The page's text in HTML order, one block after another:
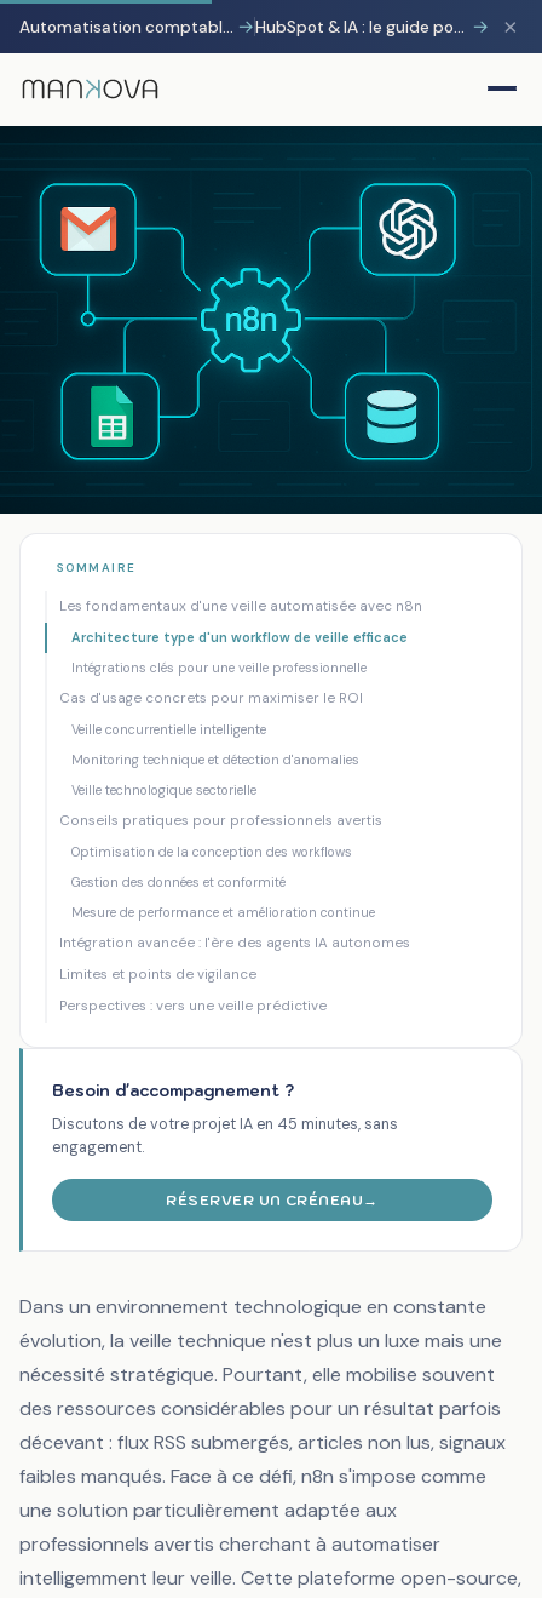
Automatisation comptable avec Pennylane : transformer la charge administrative en avantage stratégique → HubSpot & IA : le guide pour gagner 10 heures par semaine → ×
Accueil/ Blog/Optimiser sa veille technique avec n8n : Guide pra...
INTELLIGENCE ARTIFICIELLE AUTOMATISATION
Optimiser sa veille technique avec n8n :
Guide pratique pour professionnels
exigeants
Mankova Consulting·10 février 2026 10 min de lecture
Dans un environnement technologique en constante
évolution, la veille technique n'est plus un luxe mais une
nécessité stratégique. Pourtant, elle mobilise souvent
des ressources considérables pour un résultat parfois
décevant : flux RSS submergés, articles non lus, signaux
faibles manqués. Face à ce défi, n8n s'impose comme
une solution particulièrement adaptée aux
professionnels avertis cherchant à automatiser
intelligemment leur veille. Cette plateforme open-source,
SOMMAIRE
Les fondamentaux d'une veille automatisée avec n8n
Architecture type d'un workflow de veille efficace
Intégrations clés pour une veille professionnelle
Cas d'usage concrets pour maximiser le ROI
Veille concurrentielle intelligente
Monitoring technique et détection d'anomalies
Veille technologique sectorielle
Conseils pratiques pour professionnels avertis
Optimisation de la conception des workflows
Gestion des données et conformité
Mesure de performance et amélioration continue
Intégration avancée : l'ère des agents IA autonomes
Limites et points de vigilance
Perspectives : vers une veille prédictive
Besoin d'accompagnement ?
Discutons de votre projet IA en 45 minutes, sans
engagement.
RÉSERVER UN CRÉNEAU →